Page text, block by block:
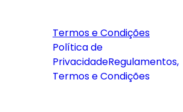
Termos e Condições
Política de
PrivacidadeRegulamentos,
Termos e Condições